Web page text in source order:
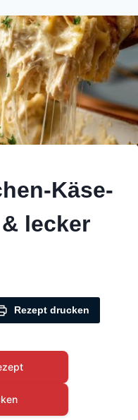
Käse-
lecker
Rezept drucken